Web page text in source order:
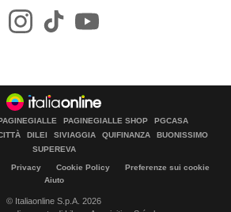
PAGINEGIALLE PAGINEGIALLE SHOP
PGCASA
DILEI SIVIAGGIA QUIFINANZA
BUONISSIMO
SUPEREVA
Privacy Cookie Policy
Preferenze sui cookie
Aiuto
© Italiaonline S.p.A. 2026